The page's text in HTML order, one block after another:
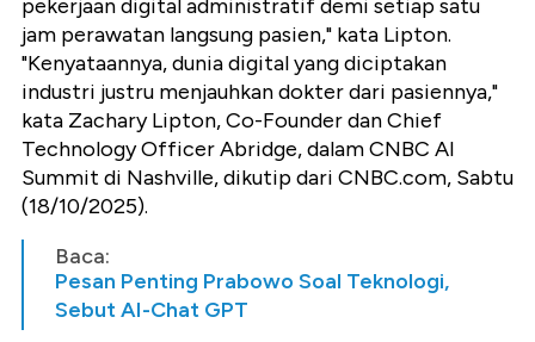
pekerjaan digital administratif demi setiap satu
jam perawatan langsung pasien," kata Lipton.
"Kenyataannya, dunia digital yang diciptakan
industri justru menjauhkan dokter dari pasiennya,"
kata Zachary Lipton, Co-Founder dan Chief
Technology Officer Abridge, dalam CNBC AI
Summit di Nashville, dikutip dari CNBC.com, Sabtu
(18/10/2025).
Baca:
Pesan Penting Prabowo Soal Teknologi,
Sebut AI-Chat GPT